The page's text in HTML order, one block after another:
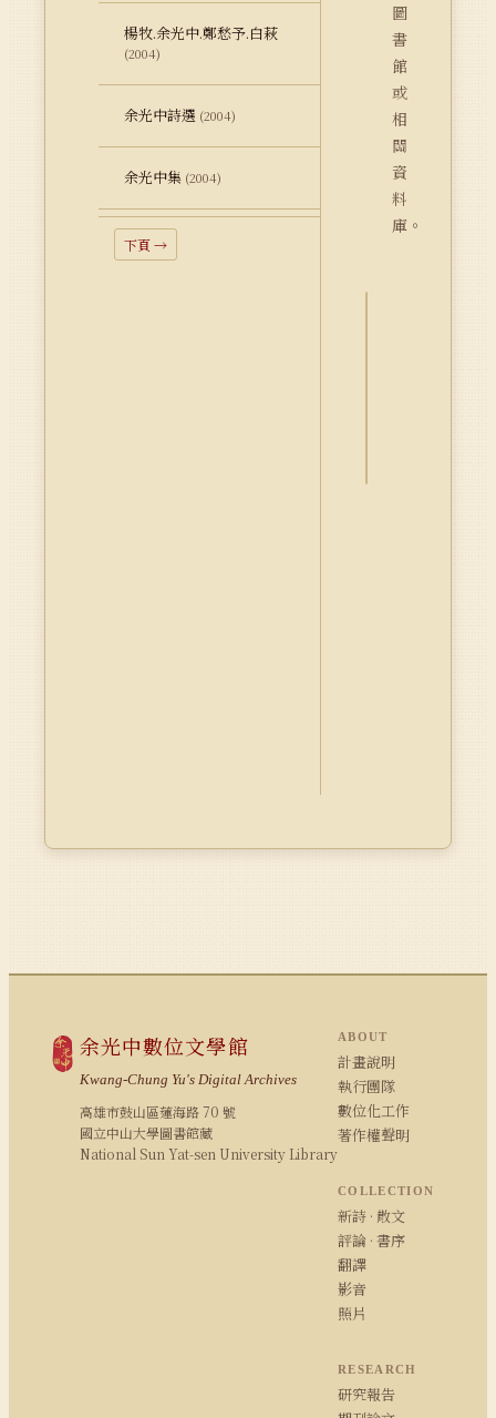
楊牧.余光中.鄭愁予.白萩
(2004)
余光中詩選 (2004)
余光中集 (2004)
下頁 →
圖
書
館
或
相
關
資
料
庫。
余光中數位文學館
Kwang-Chung Yu's Digital Archives
高雄市鼓山區蓮海路 70 號
國立中山大學圖書館藏
National Sun Yat-sen University Library
ABOUT
計畫說明
執行團隊
數位化工作
著作權聲明
COLLECTION
新詩 · 散文
評論 · 書序
翻譯
影音
照片
RESEARCH
研究報告